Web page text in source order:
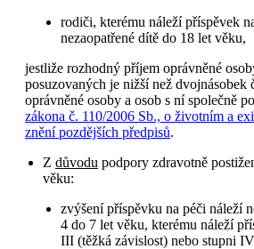
rodiči, kterému náleží příspěvek
nezaopatřené dítě do 18 let věku,
jestliže rozhodný příjem oprávněné
posuzovaných je nižší než
oprávněné osoby a osob s ní společně
zákona č. 110/2006 Sb., o životním a
znění pozdějších předpisů.
Z důvodu podpory zdravotně
věku:
zvýšení příspěvku na péči náleží
4 do 7 let věku, kterému náleží
III (těžká závislost) nebo stupni